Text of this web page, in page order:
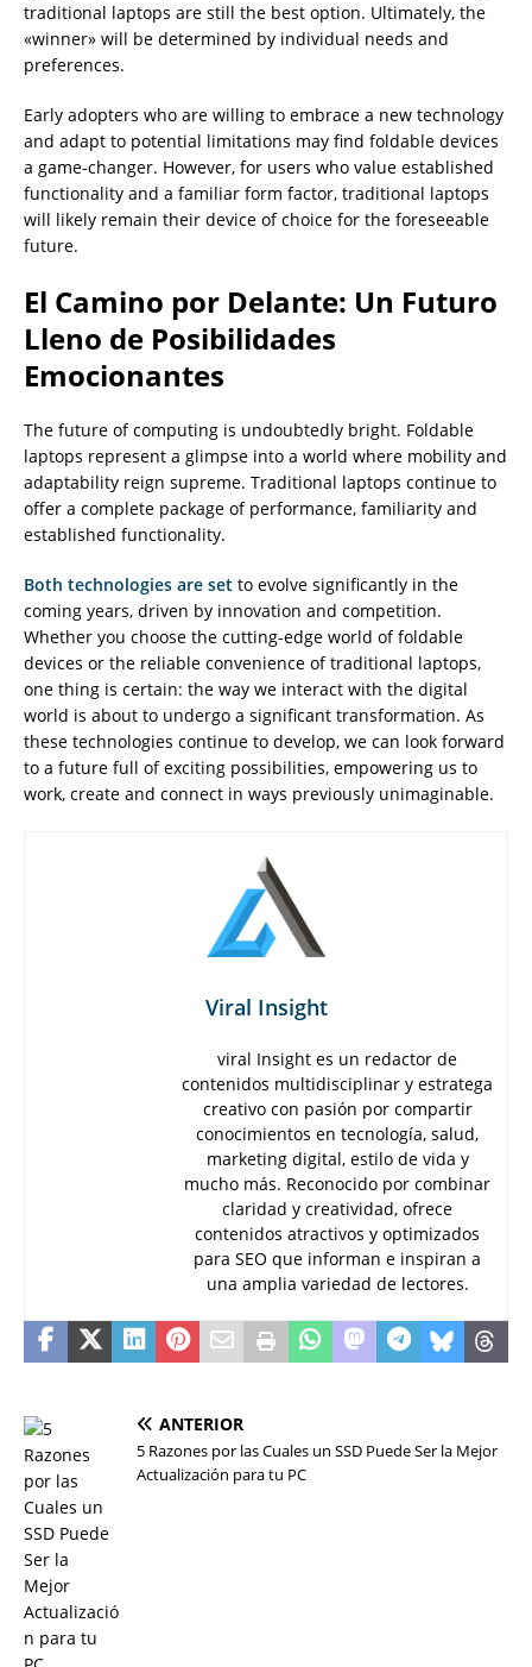
traditional laptops are still the best option. Ultimately, the
«winner» will be determined by individual needs and
preferences.
Early adopters who are willing to embrace a new technology
and adapt to potential limitations may find foldable devices
a game-changer. However, for users who value established
functionality and a familiar form factor, traditional laptops
will likely remain their device of choice for the foreseeable
future.
El Camino por Delante: Un Futuro
Lleno de Posibilidades
Emocionantes
The future of computing is undoubtedly bright. Foldable
laptops represent a glimpse into a world where mobility and
adaptability reign supreme. Traditional laptops continue to
offer a complete package of performance, familiarity and
established functionality.
Both technologies are set to evolve significantly in the
coming years, driven by innovation and competition.
Whether you choose the cutting-edge world of foldable
devices or the reliable convenience of traditional laptops,
one thing is certain: the way we interact with the digital
world is about to undergo a significant transformation. As
these technologies continue to develop, we can look forward
to a future full of exciting possibilities, empowering us to
work, create and connect in ways previously unimaginable.
Viral Insight
viral Insight es un redactor de
contenidos multidisciplinar y estratega
creativo con pasión por compartir
conocimientos en tecnología, salud,
marketing digital, estilo de vida y
mucho más. Reconocido por combinar
claridad y creatividad, ofrece
contenidos atractivos y optimizados
para SEO que informan e inspiran a
una amplia variedad de lectores.
ANTERIOR
5 Razones por las Cuales un SSD Puede Ser la Mejor
Actualización para tu PC